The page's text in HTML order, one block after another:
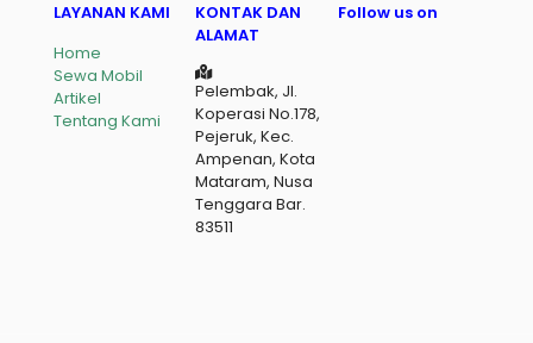
LAYANAN KAMI
Home
Sewa Mobil
Artikel
Tentang Kami
KONTAK DAN
ALAMAT
Pelembak, Jl.
Koperasi No.178,
Pejeruk, Kec.
Ampenan, Kota
Mataram, Nusa
Tenggara Bar.
83511
Follow us on